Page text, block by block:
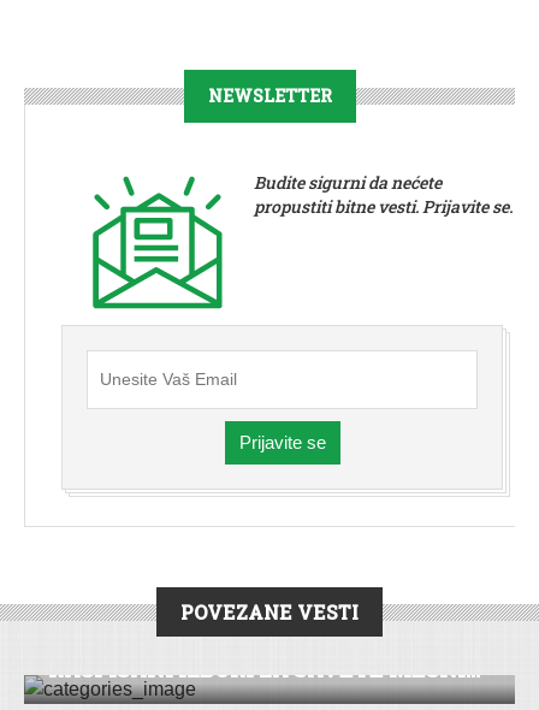
NEWSLETTER
Budite sigurni da nećete
propustiti bitne vesti. Prijavite se.
Prijavite se
POVEZANE VESTI
VESTI|RUMA
RASPISANI IZBORI ZA SAVETE MESNI...
DRUŠTVO|VESTI|STARA PAZOVA